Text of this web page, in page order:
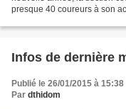
presque 40 coureurs à son
Infos de dernière
Publié le 26/01/2015 à 15:38
Par dthidom